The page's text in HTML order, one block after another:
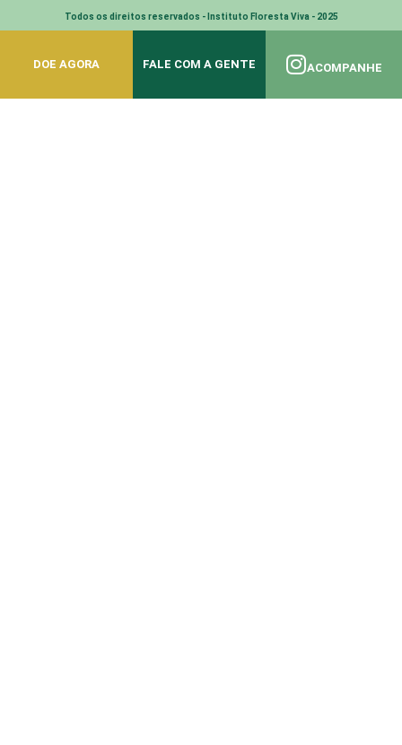
Todos os direitos reservados - Instituto Floresta Viva - 2025
DOE AGORA FALE COM A GENTE ACOMPANHE